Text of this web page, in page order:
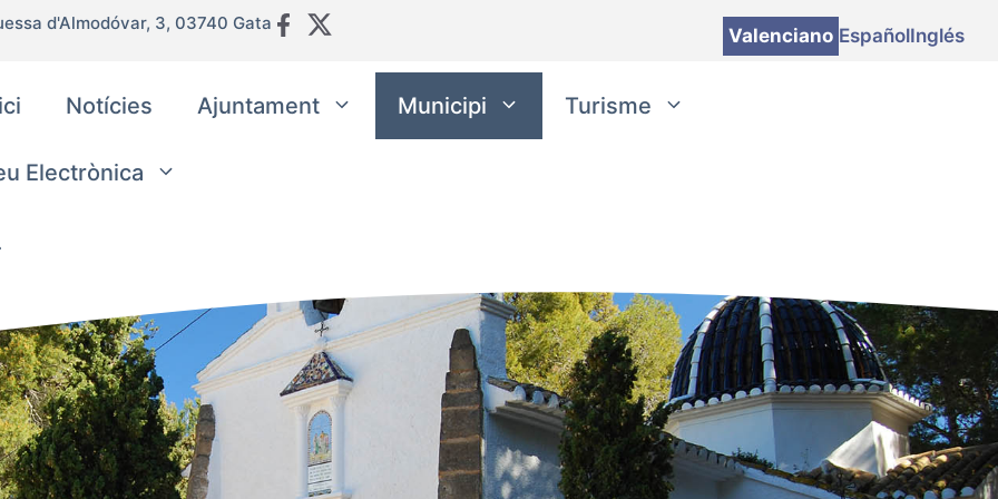
d'Almodóvar, 3, 03740 Gata
Valenciano EspañolInglés
Notícies Ajuntament Municipi Turisme
Electrònica